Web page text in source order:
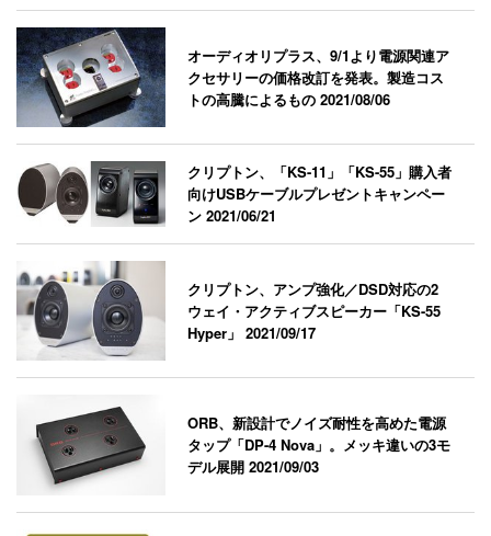
オーディオリプラス、9/1より電源関連ア
クセサリーの価格改訂を発表。製造コス
トの高騰によるもの2021/08/06
クリプトン、「KS-11」「KS-55」購入者
向けUSBケーブルプレゼントキャンペー
ン2021/06/21
クリプトン、アンプ強化／DSD対応の2
ウェイ・アクティブスピーカー「KS-55
Hyper」2021/09/17
ORB、新設計でノイズ耐性を高めた電源
タップ「DP-4 Nova」。メッキ違いの3モ
デル展開2021/09/03